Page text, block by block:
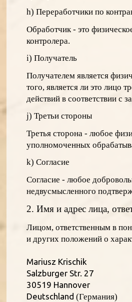
h) Переработчики по
Обработчик - это
контролера.
i) Получатель
Получателем является
того, является ли это лицо
действий в соответствии с
j) Третьи стороны
Третья сторона - любое
уполномоченных
k) Согласие
Согласие - любое
недвусмысленного
2. Имя и адрес лица,
Лицом, ответственным в
и других положений о
Mariusz Krischik
Salzburger Str. 27
30519 Hannover
Deutschland (Германия)